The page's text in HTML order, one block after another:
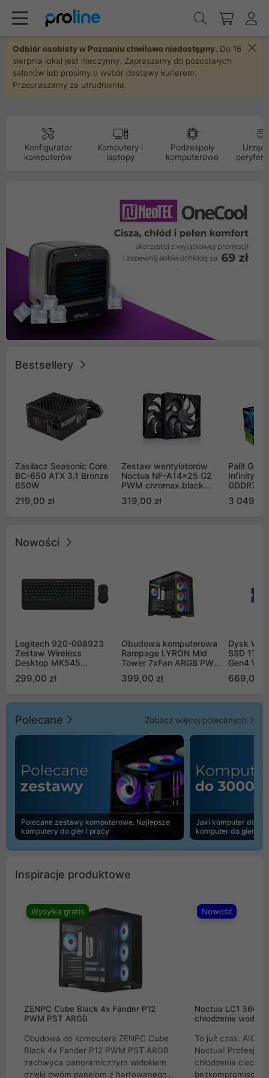
Odbiór osobisty w Poznaniu chwilowo niedostępny. Do 16
sierpnia lokal jest nieczynny. Zapraszamy do pozostałych
salonów lub prosimy o wybór dostawy kurierem.
Przepraszamy za utrudnienia.
Konfigurator
komputerów
Komputery i
laptopy
Podzespoły
komputerowe
Bestsellery
Zasilacz Seasonic Core
BC-650 ATX 3.1 Bronze
650W
219,00 zł
Zestaw wentylatorów
Noctua NF-A14x25 G2
PWM chromax.black
Push Pull (2szt)
319,00 zł
Palit
Infinity 3
GDDR7
GB2050S)
3 049,00
Nowości
Logitech 920-008923
Zestaw Wireless
Desktop MK545
299,00 zł
Obudowa komputerowa
Rampage LYRON Mid
Tower 7xFan ARGB PWM
399,00 zł
Dysk WD
SSD 1TB
Gen4
669,00
Polecane Zobacz więcej polecanych
Polecane zestawy komputerowe. Najlepsze
komputery do gier i pracy
Jaki komputer do
komputer do gier |
Inspiracje produktowe
Wysyłka gratis
ZENPC Cube Black 4x Fander P12
PWM PST ARGB
Obudowa do komputera ZENPC Cube
Black 4x Fander P12 PWM PST ARGB
zachwyca panoramicznym widokiem
dzięki dwóm panelom z hartowanego
Nowość
Noctua LC1
chłodzenie wodne
To już czas. AIO
Noctua!
chłodzenia cieczą